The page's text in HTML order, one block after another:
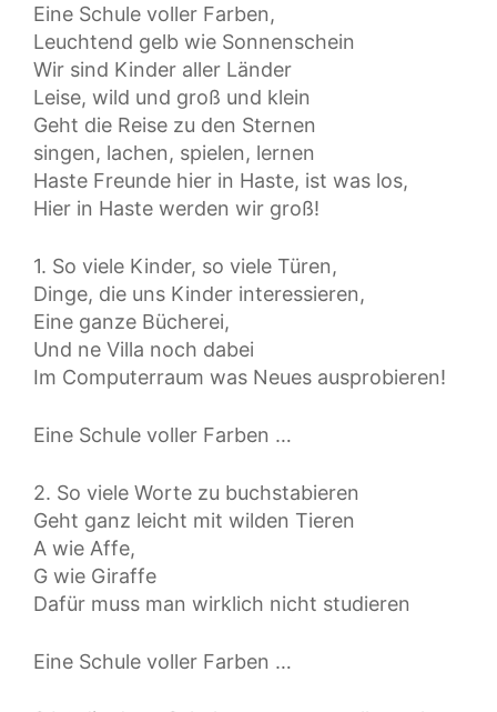
Eine Schule voller Farben,
Leuchtend gelb wie Sonnenschein
Wir sind Kinder aller Länder
Leise, wild und groß und klein
Geht die Reise zu den Sternen
singen, lachen, spielen, lernen
Haste Freunde hier in Haste, ist was los,
Hier in Haste werden wir groß!
1. So viele Kinder, so viele Türen,
Dinge, die uns Kinder interessieren,
Eine ganze Bücherei,
Und ne Villa noch dabei
Im Computerraum was Neues ausprobieren!
Eine Schule voller Farben …
2. So viele Worte zu buchstabieren
Geht ganz leicht mit wilden Tieren
A wie Affe,
G wie Giraffe
Dafür muss man wirklich nicht studieren
Eine Schule voller Farben …